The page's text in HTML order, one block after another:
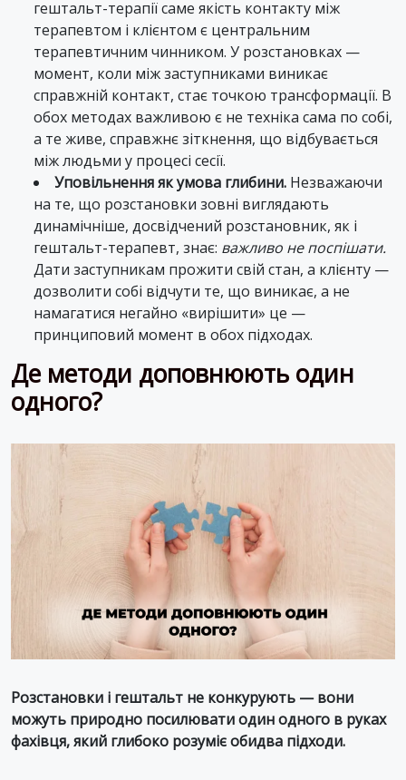
гештальт-терапії саме якість контакту між
терапевтом і клієнтом є центральним
терапевтичним чинником. У розстановках —
момент, коли між заступниками виникає
справжній контакт, стає точкою трансформації. В
обох методах важливою є не техніка сама по собі,
а те живе, справжнє зіткнення, що відбувається
між людьми у процесі сесії.
Уповільнення як умова глибини. Незважаючи
на те, що розстановки зовні виглядають
динамічніше, досвідчений розстановник, як і
гештальт-терапевт, знає: важливо не поспішати.
Дати заступникам прожити свій стан, а клієнту —
дозволити собі відчути те, що виникає, а не
намагатися негайно «вирішити» це —
принциповий момент в обох підходах.
Де методи доповнюють один
одного?
Розстановки і гештальт не конкурують — вони
можуть природно посилювати один одного в руках
фахівця, який глибоко розуміє обидва підходи.